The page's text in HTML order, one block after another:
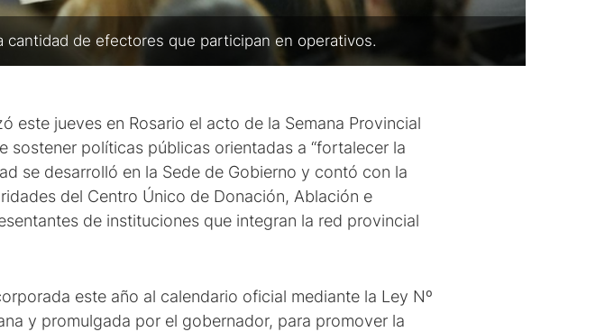
de efectores que participan en operativos.
este jueves en Rosario el acto de la Semana Provincial
políticas públicas orientadas a “fortalecer la
se desarrolló en la Sede de Gobierno y contó con la
del Centro Único de Donación, Ablación e
de instituciones que integran la red provincial
este año al calendario oficial mediante la Ley Nº
y promulgada por el gobernador, para promover la